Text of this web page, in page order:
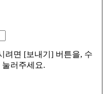
려면 [보내기] 버튼을, 수
러주세요.